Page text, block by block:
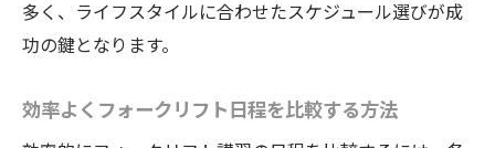
多く、ライフスタイルに合わせたスケジュール選びが成
功の鍵となります。
効率よくフォークリフト日程を比較する方法